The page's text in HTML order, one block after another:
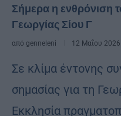
Σήμερα η ενθρόνιση
Γεωργίας Σίου Γ
από genneleni 12 Μαΐου 2026
Σε κλίμα έντονης
σημασίας για τη
Εκκλησία